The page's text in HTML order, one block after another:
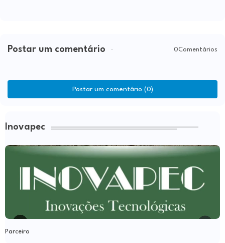
Postar um comentário 0Comentários
Postar um comentário (0)
Inovapec
Parceiro